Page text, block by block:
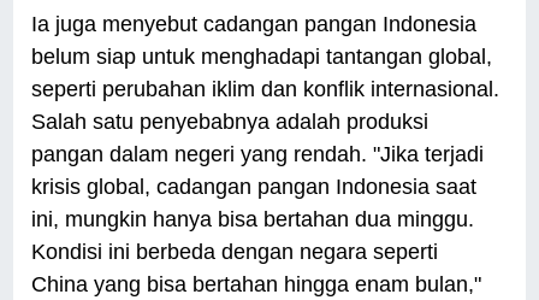
Ia juga menyebut cadangan pangan Indonesia
belum siap untuk menghadapi tantangan global,
seperti perubahan iklim dan konflik internasional.
Salah satu penyebabnya adalah produksi
pangan dalam negeri yang rendah. "Jika terjadi
krisis global, cadangan pangan Indonesia saat
ini, mungkin hanya bisa bertahan dua minggu.
Kondisi ini berbeda dengan negara seperti
China yang bisa bertahan hingga enam bulan,"